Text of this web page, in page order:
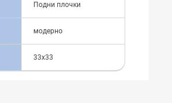
Подни плочки
модерно
33x33